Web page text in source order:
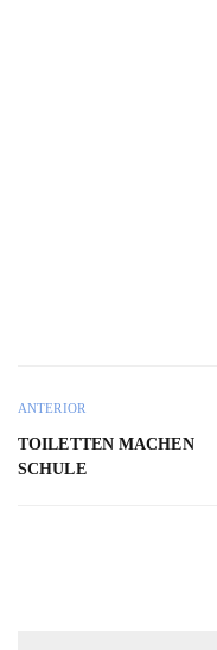
ANTERIOR
TOILETTEN MACHEN
SCHULE